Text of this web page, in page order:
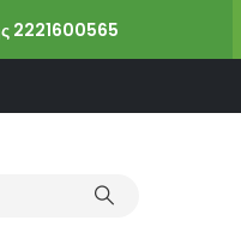
2221600565